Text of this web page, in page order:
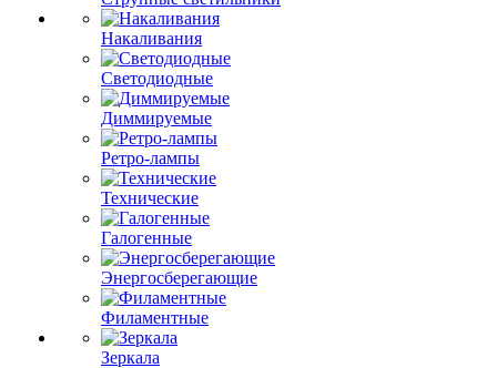
Накаливания
Светодиодные
Диммируемые
Ретро-лампы
Технические
Галогенные
Энергосберегающие
Филаментные
Зеркала